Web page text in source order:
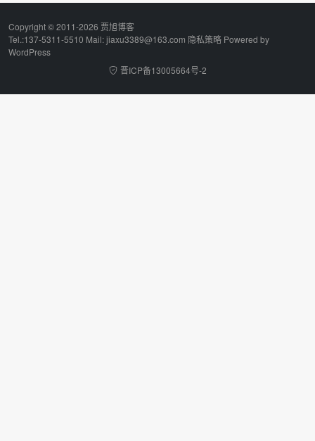
Copyright © 2011-2026 贾旭博客
Tel.:137-5311-5510 Mail: jiaxu3389@163.com 隐私策略 Powered by
WordPress
晋ICP备13005664号-2